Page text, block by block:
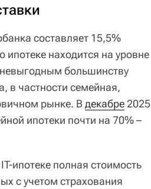
составляет 15,5%
находится на уровне
невыгодным большинству
в частности семейная,
рынке. В декабре 2025
ипотеки почти на 70% –
ипотеке полная стоимость
с учетом страхования